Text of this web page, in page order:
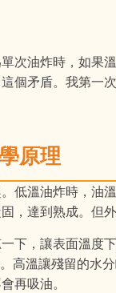
次油炸時，如果
個矛盾。我第一
原理
低溫油炸時，油
，達到熟成。但
下，讓表面溫度
高溫讓殘留的水
再吸油。